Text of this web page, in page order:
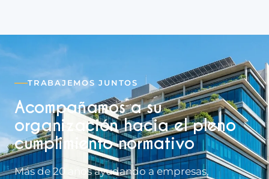
TRABAJEMOS JUNTOS
Acompañamos a su
organización hacia el pleno
cumplimiento normativo
Más de 20 años ayudando a empresas,